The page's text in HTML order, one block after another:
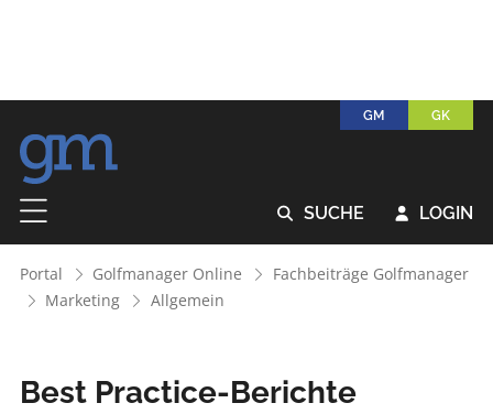
GM GK
 SUCHE  LOGIN
Portal Golfmanager Online
Fachbeiträge Golfmanager
Marketing
Allgemein
Best Practice-Berichte